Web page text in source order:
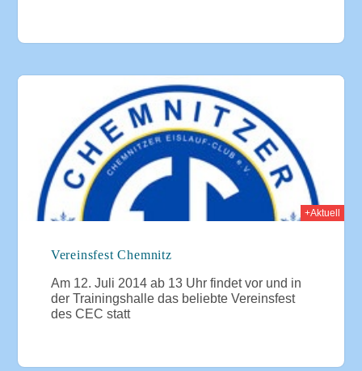
+Aktuell
Vereinsfest Chemnitz
Am 12. Juli 2014 ab 13 Uhr findet vor und in
der Trainingshalle das beliebte Vereinsfest
des CEC statt